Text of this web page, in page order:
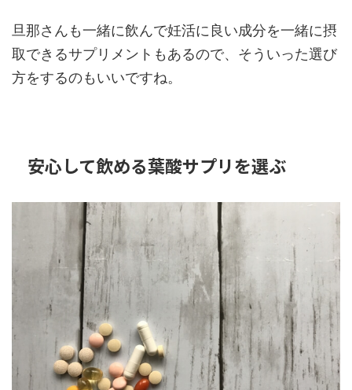
旦那さんも一緒に飲んで妊活に良い成分を一緒に摂
取できるサプリメントもあるので、そういった選び
方をするのもいいですね。
安心して飲める葉酸サプリを選ぶ